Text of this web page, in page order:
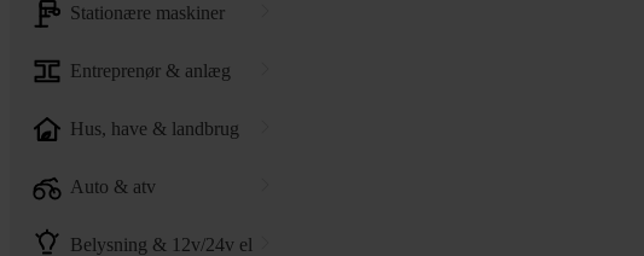
stationære maskiner
entreprenør & anlæg
hus, have & landbrug
auto & atv
belysning & 12v/24v el